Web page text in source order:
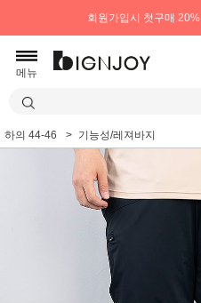
회원가입시 첫구매 20%
메뉴
하의 44-46 기능성/레져바지